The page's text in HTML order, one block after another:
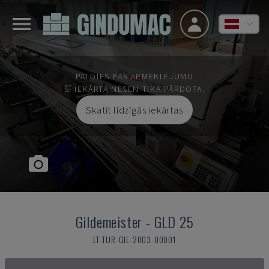
PALDIES PAR APMEKLĒJUMU
ŠĪ IEKĀRTA NESEN TIKA PĀRDOTA.
Skatīt līdzīgās iekārtas
Gildemeister - GLD 25
LT-TUR-GIL-2003-00001